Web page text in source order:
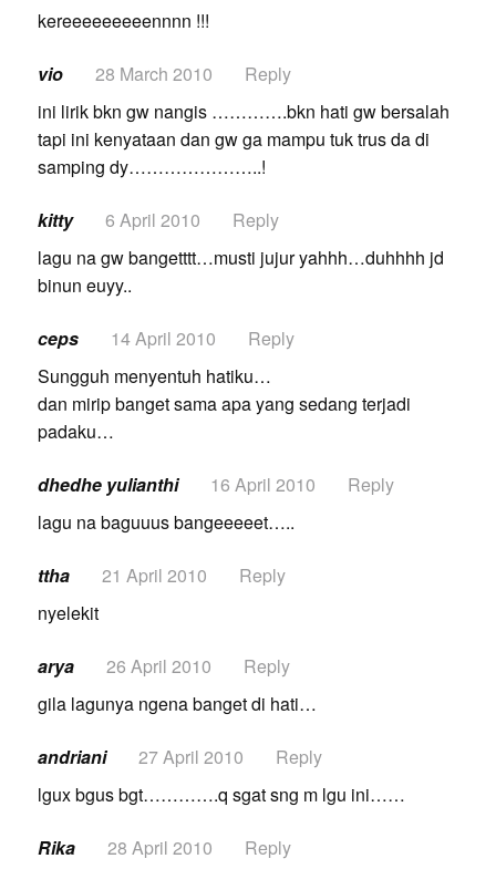
kereeeeeeeeennnn !!!
vio 28 March 2010
Reply
ini lirik bkn gw nangis ………….bkn hati gw bersalah
tapi ini kenyataan dan gw ga mampu tuk trus da di
samping dy…………………..!
kitty 6 April 2010
Reply
lagu na gw bangetttt…musti jujur yahhh…duhhhh jd
binun euyy..
ceps 14 April 2010
Reply
Sungguh menyentuh hatiku…
dan mirip banget sama apa yang sedang terjadi
padaku…
dhedhe yulianthi 16 April 2010
Reply
lagu na baguuus bangeeeeet…..
ttha 21 April 2010
Reply
nyelekit
arya 26 April 2010
Reply
gila lagunya ngena banget di hati…
andriani 27 April 2010
Reply
lgux bgus bgt………….q sgat sng m lgu ini……
Rika 28 April 2010
Reply